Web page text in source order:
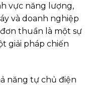
vực năng lượng,
và doanh nghiệp
thuần là một sự
giải pháp chiến
năng tự chủ điện